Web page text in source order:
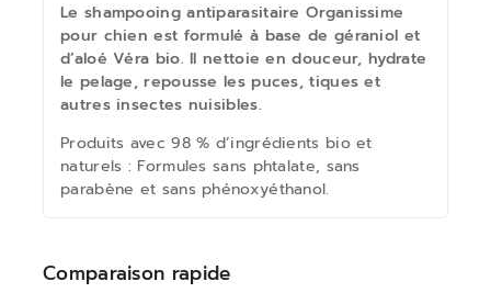
Le shampooing antiparasitaire Organissime
pour chien est formulé à base de géraniol et
d’aloé Véra bio.Il nettoie en douceur, hydrate
le pelage, repousse les puces, tiques et
autres insectes nuisibles.
Produits avec 98 % d’ingrédients bio et
naturels : Formules sans phtalate, sans
parabène et sans phénoxyéthanol.
Comparaison rapide